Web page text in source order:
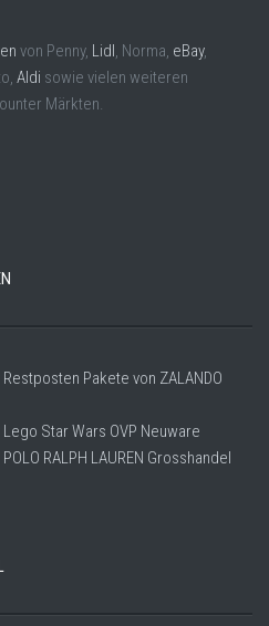
von Penny, Lidl , Norma, eBay,
Aldi sowie vielen weiteren
Märkten.
Restposten Pakete von ZALANDO
Lego Star Wars OVP Neuware
POLO RALPH LAUREN Grosshandel